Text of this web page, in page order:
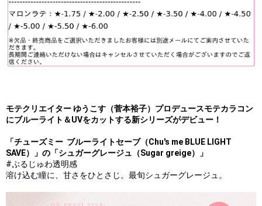
モテクリエイター ゆうこす（菅本裕子）プロデュースモテカラコン
にブルーライト＆UVをカットする新シリーズがデビュー！
「チューズミー ブルーライトセーブ（Chu's me BLUE LIGHT
SAVE）」の「シュガーグレージュ（Sugar greige）」
#ぷるじゅわ透明感
溶け込む瞳に、甘さをひとさじ。最旬シュガーグレージュ。